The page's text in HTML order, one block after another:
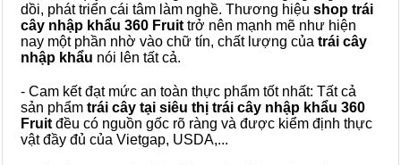
dồi, phát triển cái tâm làm nghề. Thương hiệu shop trái
cây nhập khẩu 360 Fruit trở nên mạnh mẽ như hiện
nay một phần nhờ vào chữ tín, chất lượng của trái cây
nhập khẩu nói lên tất cả.
- Cam kết đạt mức an toàn thực phẩm tốt nhất: Tất cả
sản phẩm trái cây tại siêu thị trái cây nhập khẩu 360
Fruit đều có nguồn gốc rõ ràng và được kiểm định thực
vật đầy đủ của Vietgap, USDA,...